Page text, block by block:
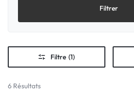
Filtrer
Filtre (1)
6 Résultats